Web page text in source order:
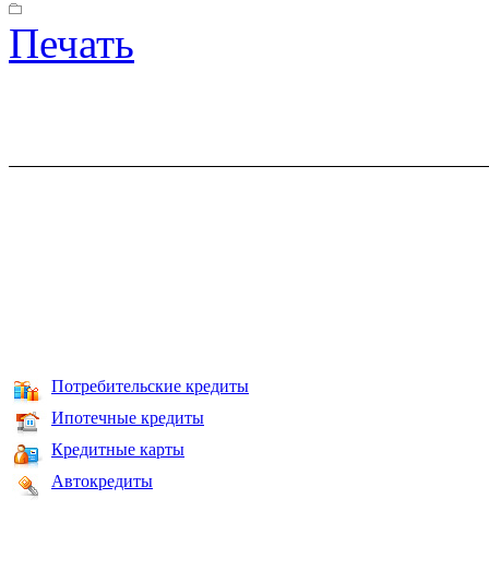
Печать
Потребительские кредиты
Ипотечные кредиты
Кредитные карты
Автокредиты